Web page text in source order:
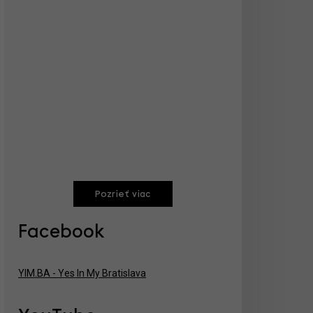
Pozrieť viac
Facebook
YIM.BA - Yes In My Bratislava